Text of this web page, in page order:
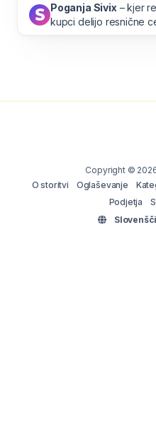
Poganja Sivix – kjer
kupci delijo resnične
Copyright ©
O storitvi
Oglaševanje
Podjetja